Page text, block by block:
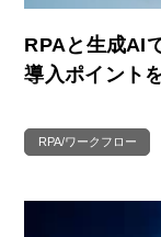
RPAと生成AI
導入ポイント
RPA/ワークフロー